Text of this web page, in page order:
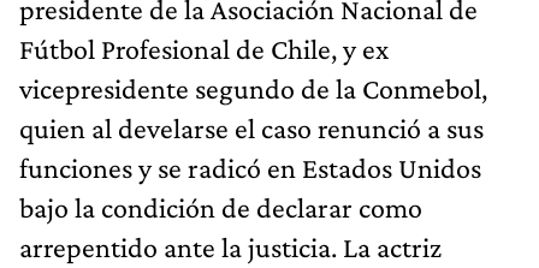
presidente de la Asociación Nacional de
Fútbol Profesional de Chile, y ex
vicepresidente segundo de la Conmebol,
quien al develarse el caso renunció a sus
funciones y se radicó en Estados Unidos
bajo la condición de declarar como
arrepentido ante la justicia. La actriz